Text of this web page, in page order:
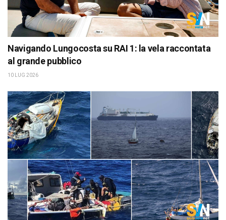
Navigando Lungocosta su RAI 1: la vela raccontata
al grande pubblico
10 LUG 2026